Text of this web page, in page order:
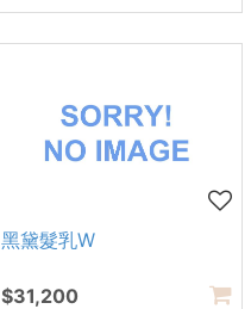
黑黛髮乳W
$31,200